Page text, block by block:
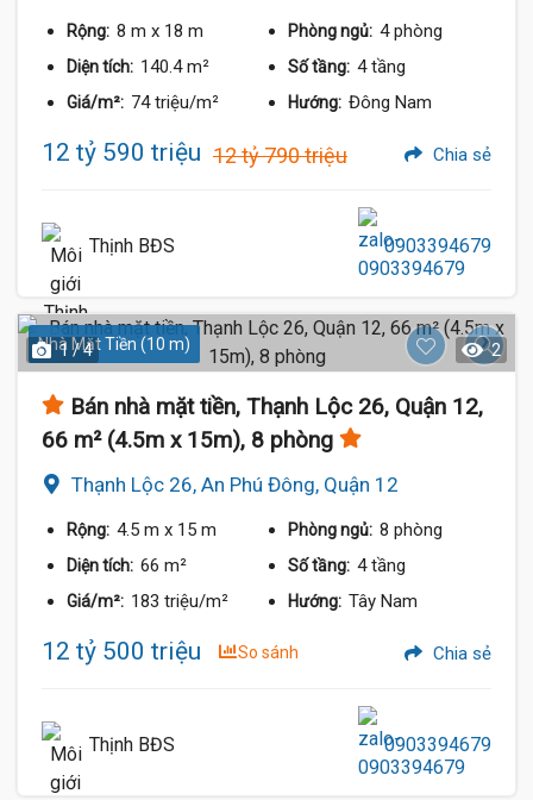
Rộng: 8 m x 18 m Phòng ngủ: 4 phòng
Diện tích: 140.4 m² Số tầng: 4 tầng
Giá/m²: 74 triệu/m² Hướng: Đông Nam
12 tỷ 590 triệu 12 tỷ 790 triệu Chia sẻ
Thịnh BĐS 0903394679
Nhà Mặt Tiền (10 m)
1 / 4 2
Bán nhà mặt tiền, Thạnh Lộc 26, Quận 12,
66 m² (4.5m x 15m), 8 phòng
Thạnh Lộc 26, An Phú Đông, Quận 12
Rộng: 4.5 m x 15 m Phòng ngủ: 8 phòng
Diện tích: 66 m² Số tầng: 4 tầng
Giá/m²: 183 triệu/m² Hướng: Tây Nam
12 tỷ 500 triệu So sánh Chia sẻ
Thịnh BĐS 0903394679